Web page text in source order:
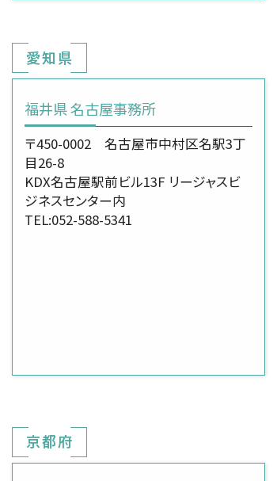
愛知県
福井県 名古屋事務所
〒450-0002 名古屋市中村区名駅3丁
目26-8
KDX名古屋駅前ビル13F リージャスビ
ジネスセンター内
TEL:052-588-5341
京都府